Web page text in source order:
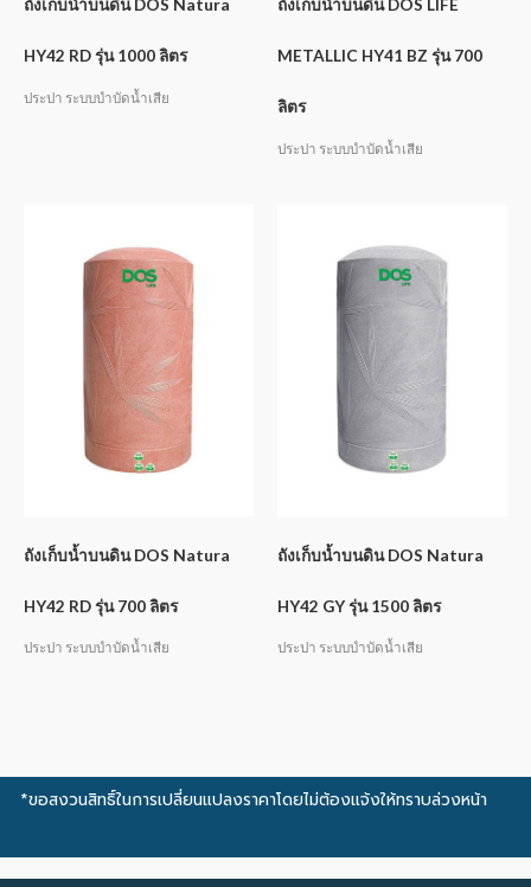
ถังเก็บน้ำบนดิน DOS Natura
HY42 RD รุ่น 1000 ลิตร
ประปา ระบบบำบัดน้ำเสีย
ถังเก็บน้ำบนดิน DOS LIFE
METALLIC HY41 BZ รุ่น 700
ลิตร
ประปา ระบบบำบัดน้ำเสีย
ถังเก็บน้ำบนดิน DOS Natura
HY42 RD รุ่น 700 ลิตร
ประปา ระบบบำบัดน้ำเสีย
ถังเก็บน้ำบนดิน DOS Natura
HY42 GY รุ่น 1500 ลิตร
ประปา ระบบบำบัดน้ำเสีย
*ขอสงวนสิทธิ์ในการเปลี่ยนแปลงราคาโดยไม่ต้องแจ้งให้ทราบล่วงหน้า